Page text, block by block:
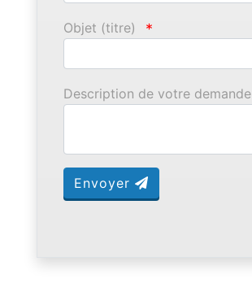
Objet (titre) *
Description de votre demande
Envoyer